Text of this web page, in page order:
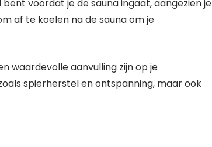
voordat je de sauna ingaat, aangezien je
af te koelen na de sauna om je
waardevolle aanvulling zijn op je
spierherstel en ontspanning, maar ook